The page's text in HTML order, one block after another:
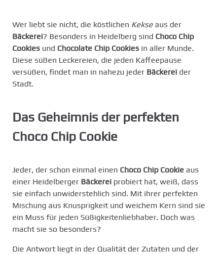
Wer liebt sie nicht, die köstlichen Kekse aus der
Bäckerei? Besonders in Heidelberg sind Choco Chip
Cookies und Chocolate Chip Cookies in aller Munde.
Diese süßen Leckereien, die jeden Kaffeepause
versüßen, findet man in nahezu jeder Bäckerei der
Stadt.
Das Geheimnis der perfekten
Choco Chip Cookie
Jeder, der schon einmal einen Choco Chip Cookie aus
einer Heidelberger Bäckerei probiert hat, weiß, dass
sie einfach unwiderstehlich sind. Mit ihrer perfekten
Mischung aus Knusprigkeit und weichem Kern sind sie
ein Muss für jeden Süßigkeitenliebhaber. Doch was
macht sie so besonders?
Die Antwort liegt in der Qualität der Zutaten und der